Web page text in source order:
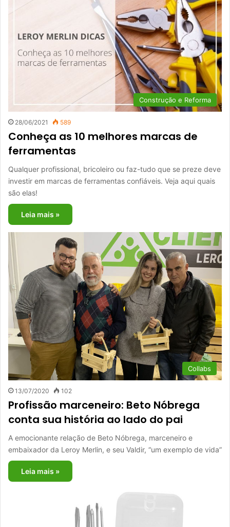
Construção e Reforma
28/06/2021 589
Conheça as 10 melhores marcas de
ferramentas
Qualquer profissional, bricoleiro ou faz-tudo que se preze deve
investir em marcas de ferramentas confiáveis. Veja aqui quais
são elas!
Leia mais »
Collabs
13/07/2020 102
Profissão marceneiro: Beto Nóbrega
conta sua história ao lado do pai
A emocionante relação de Beto Nóbrega, marceneiro e
embaixador da Leroy Merlin, e seu Valdir, “um exemplo de vida”
Leia mais »